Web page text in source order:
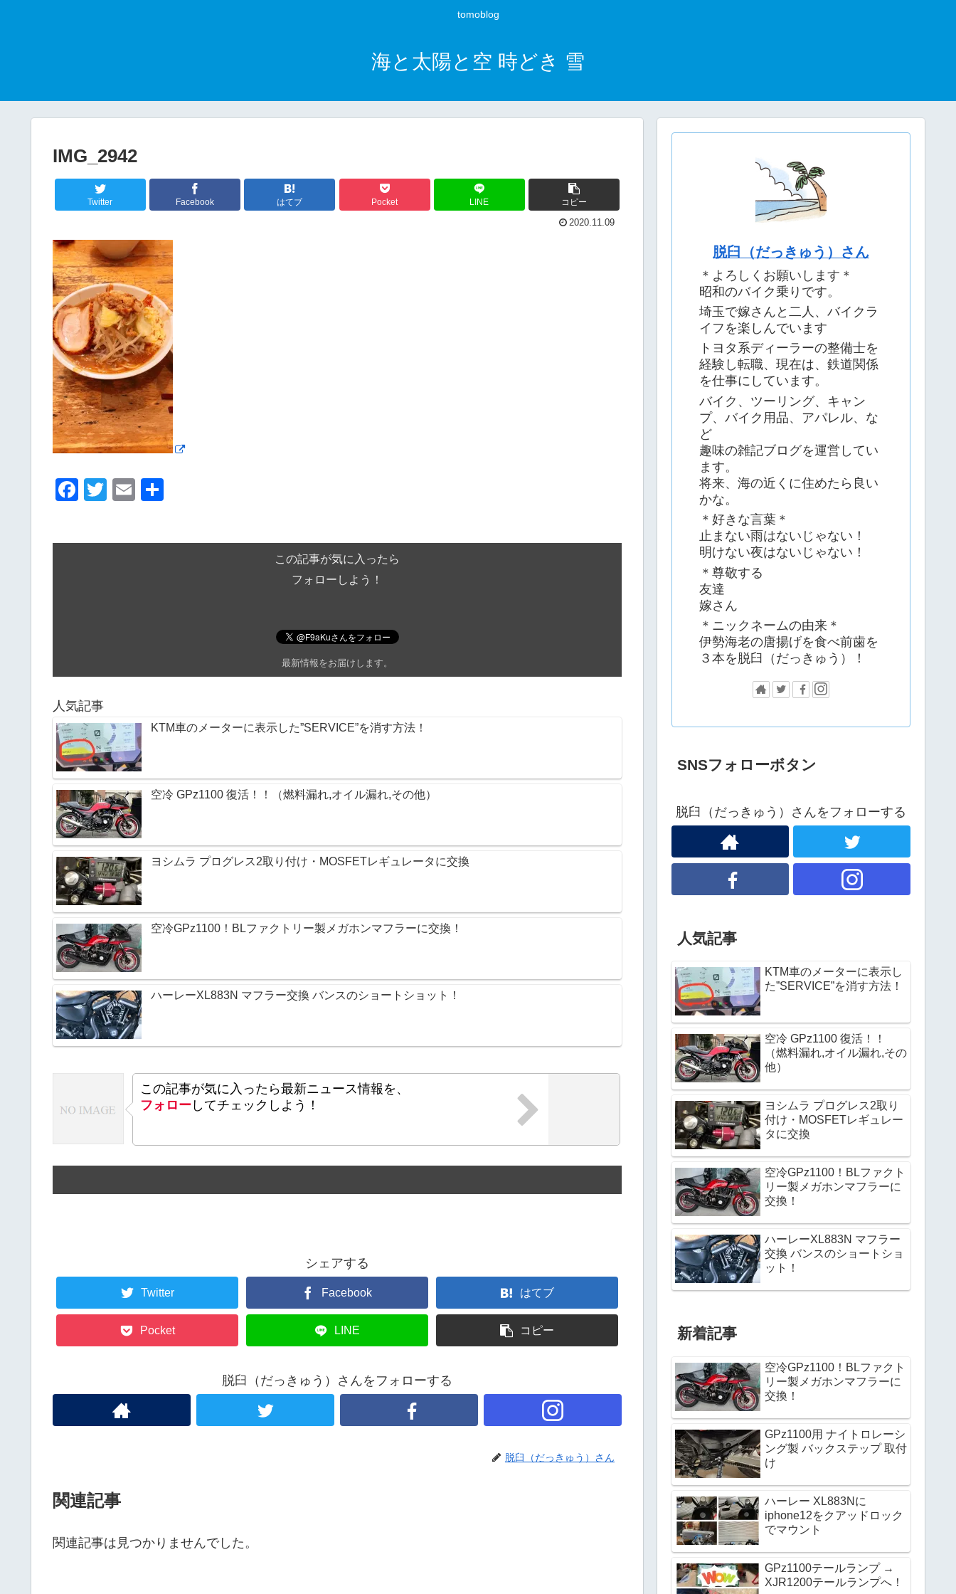
tomoblog
海と太陽と空 時どき 雪
IMG_2942
Twitter Facebook はてブ Pocket LINE コピー
2020.11.09
F
T
E
この記事が気に入ったら
フォローしよう！
最新情報をお届けします。
人気記事
KTM車のメーターに表示した”SERVICE”を消す方法！
空冷 GPz1100 復活！！（燃料漏れ,オイル漏れ,その他）
ヨシムラ プログレス2取り付け・MOSFETレギュレータに交換 
空冷GPz1100！BLファクトリー製メガホンマフラーに交換！
ハーレーXL883N マフラー交換 バンスのショートショット！
この記事が気に入ったら最新ニュース情報を、
フォロー してチェックしよう！
シェアする
Twitter Facebook はてブ
Pocket LINE コピー
脱臼（だっきゅう）さんをフォローする
脱臼（だっきゅう）さん
関連記事
関連記事は見つかりませんでした。
脱臼（だっきゅう）さん
＊よろしくお願いします＊
昭和のバイク乗りです。
埼玉で嫁さんと二人、バイクラ
イフを楽しんでいます
トヨタ系ディーラーの整備士を
経験し転職、現在は、鉄道関係
を仕事にしています。
バイク、ツーリング、キャン
プ、バイク用品、アパレル、な
ど
趣味の雑記ブログを運営してい
ます。
将来、海の近くに住めたら良い
かな。
＊好きな言葉＊
止まない雨はないじゃない！
明けない夜はないじゃない！
＊尊敬する
友達
嫁さん
＊ニックネームの由来＊
伊勢海老の唐揚げを食べ前歯を
３本を脱臼（だっきゅう）！
SNSフォローボタン
脱臼（だっきゅう）さんをフォローする
人気記事
KTM車のメーターに表示し
た”SERVICE”を消す方法！
空冷 GPz1100 復活！！
（燃料漏れ,オイル漏れ,その
他）
ヨシムラ プログレス2取り
付け・MOSFETレギュレー
タに交換 
空冷GPz1100！BLファクト
リー製メガホンマフラーに
交換！
ハーレーXL883N マフラー
交換 バンスのショートショ
ット！
新着記事
空冷GPz1100！BLファクト
リー製メガホンマフラーに
交換！
GPz1100用 ナイトロレーシ
ング製 バックステップ 取付
け
ハーレー XL883Nに
iphone12をクアッドロック
でマウント
GPz1100テールランプ →
XJR1200テールランプへ！